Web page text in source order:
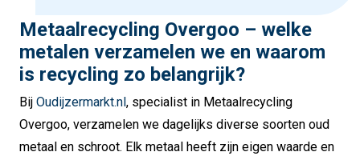
Metaalrecycling Overgoo – welke
metalen verzamelen we en waarom
is recycling zo belangrijk?
Bij Oudijzermarkt.nl, specialist in Metaalrecycling
Overgoo, verzamelen we dagelijks diverse soorten oud
metaal en schroot. Elk metaal heeft zijn eigen waarde en